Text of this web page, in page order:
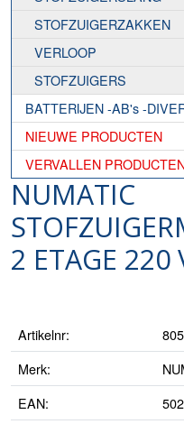
STOFZUIGERZAKKEN
VERLOOP
STOFZUIGERS
BATTERIJEN -AB's -
NIEUWE PRODUCTEN
VERVALLEN
NUMATIC
2 ETAGE 220
Artikelnr:
Merk:
EAN: